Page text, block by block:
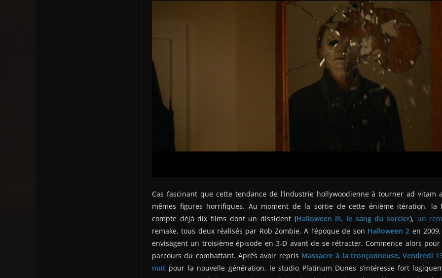
Cas fascinant que cette tendance de l’industrie hollywoodienne à tourner ad vitam
mêmes figures horrifiques. Au moment de la sortie de cette énième itération,
compte déjà dix films dont un dissident (Halloween III, le sang du sorcier), un
remake, tous deux réalisés par Rob Zombie. A l’époque de son Halloween 2 en
envisagent un troisième épisode en 3-D avant de se rétracter. Commence alors
parcours du combattant. Après avoir repris Massacre à la tronçonneuse,Vendredi
nuit pour la nouvelle génération, le studio Platinum Dunes s’intéresse fort